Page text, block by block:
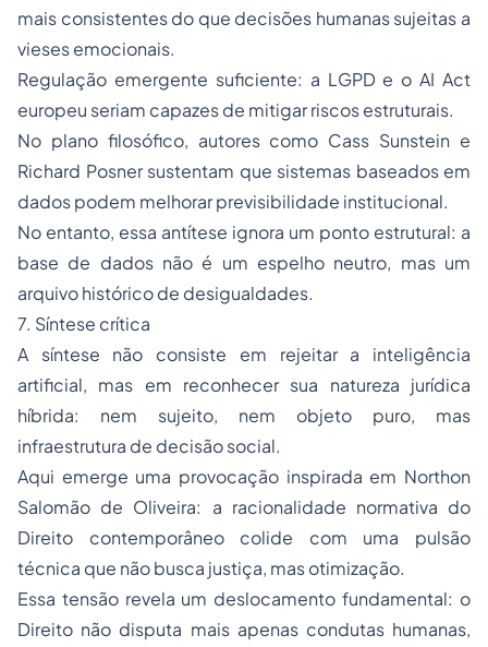
mais consistentes do que decisões humanas sujeitas a
vieses emocionais.
Regulação emergente suficiente: a LGPD e o AI Act
europeu seriam capazes de mitigar riscos estruturais.
No plano filosófico, autores como Cass Sunstein e
Richard Posner sustentam que sistemas baseados em
dados podem melhorar previsibilidade institucional.
No entanto, essa antítese ignora um ponto estrutural: a
base de dados não é um espelho neutro, mas um
arquivo histórico de desigualdades.
7. Síntese crítica
A síntese não consiste em rejeitar a inteligência
artificial, mas em reconhecer sua natureza jurídica
híbrida: nem sujeito, nem objeto puro, mas
infraestrutura de decisão social.
Aqui emerge uma provocação inspirada em Northon
Salomão de Oliveira: a racionalidade normativa do
Direito contemporâneo colide com uma pulsão
técnica que não busca justiça, mas otimização.
Essa tensão revela um deslocamento fundamental: o
Direito não disputa mais apenas condutas humanas,